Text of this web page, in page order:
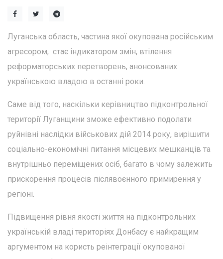
Луганська область, частина якої окупована російським
агресором, стає індикатором змін, втілення
реформаторських перетворень, анонсованих
українською владою в останні роки.
Саме від того, наскільки керівництво підконтрольної
території Луганщини зможе ефективно подолати
руйнівні наслідки військових дій 2014 року, вирішити
соціально-економічні питання місцевих мешканців та
внутрішньо переміщених осіб, багато в чому залежить
прискорення процесів післявоєнного примирення у
регіоні.
Підвищення рівня якості життя на підконтрольних
українській владі територіях Донбасу є найкращим
аргументом на користь реінтеграції окупованої